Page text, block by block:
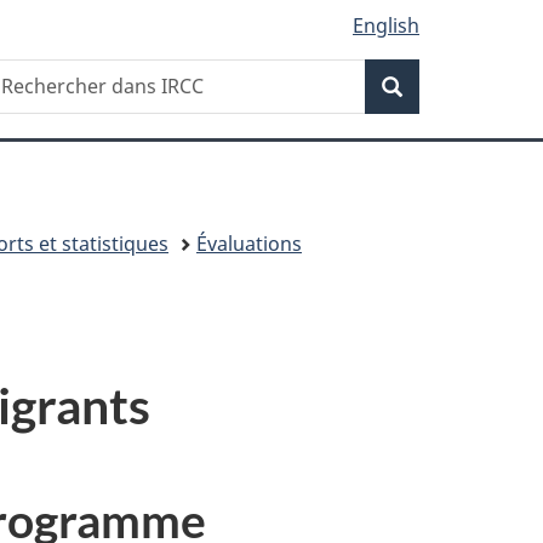
English
Recherche
et statistiques
Évaluations